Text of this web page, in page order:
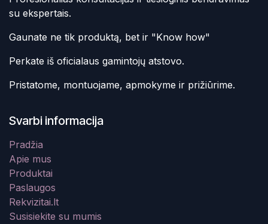
su ekspertais.
Gaunate ne tik produktą, bet ir "Know how"
Perkate iš oficialaus gamintojų atstovo.
Pristatome, montuojame, apmokyme ir prižiūrime.
Svarbi informacija
Pradžia
Apie mus
Produktai
Paslaugos
Rekvizitai.lt
Susisiekite su mumis